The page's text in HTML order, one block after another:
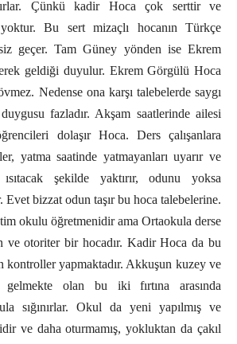
Çünkü kadir Hoca çok serttir ve
yoktur. Bu sert mizaçlı hocanın Türkçe
geçer. Tam Güney yönden ise Ekrem
geldiği duyulur. Ekrem Görgülü Hoca
Nedense ona karşı talebelerde saygı
fazladır. Akşam saatlerinde ailesi
dolaşır Hoca. Ders çalışanlara
yatma saatinde yatmayanları uyarır ve
ısıtacak şekilde yaktırır, odunu yoksa
Evet bizzat odun taşır bu hoca talebelerine.
okulu öğretmenidir ama Ortaokula derse
ve otoriter bir hocadır. Kadir Hoca da bu
kontroller yapmaktadır. Akkuşun kuzey ve
gelmekte olan bu iki fırtına arasında
sığınırlar. Okul da yeni yapılmış ve
ve daha oturmamış, yokluktan da çakıl